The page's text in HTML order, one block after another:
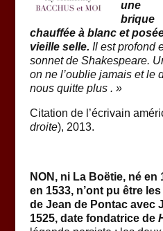
une
brique
chauffée à blanc et
vieille selle. Il est profond
sonnet de Shakespeare.
on ne l’oublie jamais et le
nous quitte plus . »
Citation de l’écrivain
droite), 2013.
NON, ni La Boëtie, né en
en 1533, n’ont pu être
de Jean de Pontac avec
1525, date fondatrice de